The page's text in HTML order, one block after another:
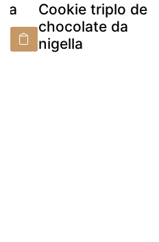
Cookie triplo de
chocolate da
nigella